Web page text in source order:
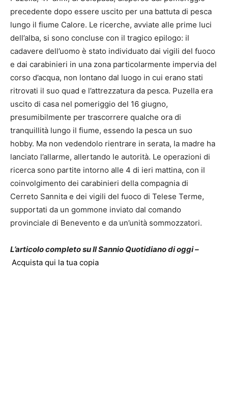
precedente dopo essere uscito per una battuta di pesca
lungo il fiume Calore. Le ricerche, avviate alle prime luci
dell’alba, si sono concluse con il tragico epilogo: il
cadavere dell’uomo è stato individuato dai vigili del fuoco
e dai carabinieri in una zona particolarmente impervia del
corso d’acqua, non lontano dal luogo in cui erano stati
ritrovati il suo quad e l’attrezzatura da pesca. Puzella era
uscito di casa nel pomeriggio del 16 giugno,
presumibilmente per trascorrere qualche ora di
tranquillità lungo il fiume, essendo la pesca un suo
hobby. Ma non vedendolo rientrare in serata, la madre ha
lanciato l’allarme, allertando le autorità. Le operazioni di
ricerca sono partite intorno alle 4 di ieri mattina, con il
coinvolgimento dei carabinieri della compagnia di
Cerreto Sannita e dei vigili del fuoco di Telese Terme,
supportati da un gommone inviato dal comando
provinciale di Benevento e da un’unità sommozzatori.
L’articolo completo su Il Sannio Quotidiano di oggi –
Acquista qui la tua copia